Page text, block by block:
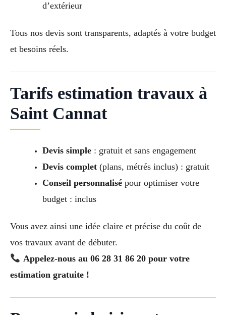
d’extérieur
Tous nos devis sont transparents, adaptés à votre budget
et besoins réels.
Tarifs estimation travaux à
Saint Cannat
Devis simple: gratuit et sans engagement
Devis complet(plans, métrés inclus) : gratuit
Conseil personnalisépour optimiser votre
budget : inclus
Vous avez ainsi une idée claire et précise du coût de
vos travaux avant de débuter.
Appelez-nous au 06 28 31 86 20 pour votre
estimation gratuite !